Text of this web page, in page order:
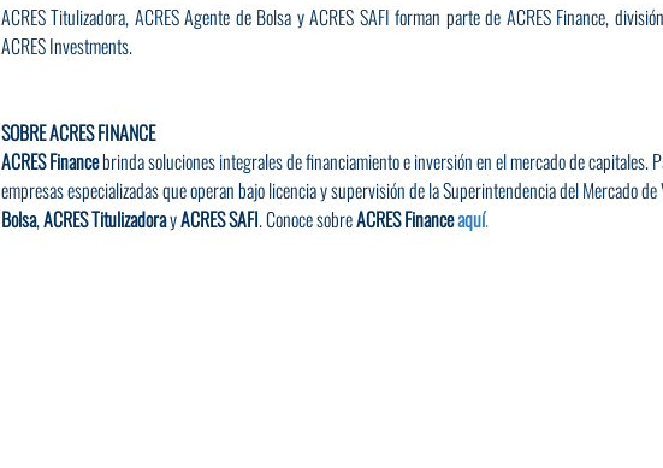
ACRES Titulizadora, ACRES Agente de Bolsa y ACRES SAFI forman parte de ACRES Finance,
ACRES Investments.
SOBRE ACRES FINANCE
ACRES Finance brinda soluciones integrales de financiamiento e inversión en el mercado de capitales.
empresas especializadas que operan bajo licencia y supervisión de la Superintendencia del Mercado de
Bolsa, ACRES Titulizadora y ACRES SAFI. Conoce sobre ACRES Finance aquí.